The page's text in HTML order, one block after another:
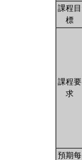
課程目
標
課程要
求
預期每